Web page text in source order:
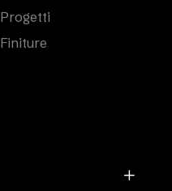
Progetti
Finiture